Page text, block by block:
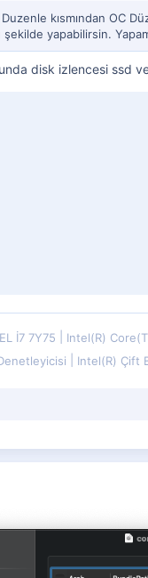
kısmından OC
yapabilirsin.
disk izlencesi ssd
İ7 7Y75 Intel(R)
Intel(R) Çift